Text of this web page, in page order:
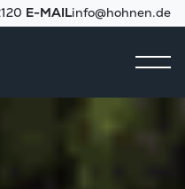
E-MAILinfo@hohnen.de